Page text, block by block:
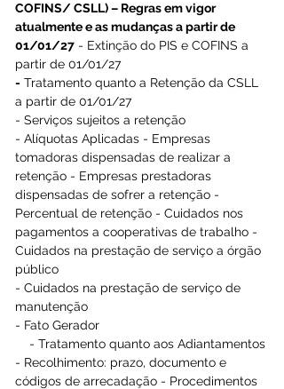
COFINS/ CSLL) – Regras em vigor
atualmente e as mudanças a partir de
01/01/27 - Extinção do PIS e COFINS a
partir de 01/01/27
- Tratamento quanto a Retenção da CSLL
a partir de 01/01/27
- Serviços sujeitos a retenção
- Alíquotas Aplicadas - Empresas
tomadoras dispensadas de realizar a
retenção - Empresas prestadoras
dispensadas de sofrer a retenção -
Percentual de retenção - Cuidados nos
pagamentos a cooperativas de trabalho -
Cuidados na prestação de serviço a órgão
público
- Cuidados na prestação de serviço de
manutenção
- Fato Gerador
- Tratamento quanto aos Adiantamentos
- Recolhimento: prazo, documento e
códigos de arrecadação - Procedimentos